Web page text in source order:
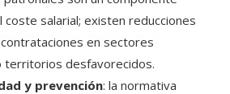
salarial; existen reducciones
en sectores
territorios desfavorecidos.
y prevención: la normativa